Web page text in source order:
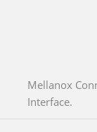
Mellanox
Interface.